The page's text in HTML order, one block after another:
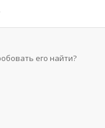
его найти?